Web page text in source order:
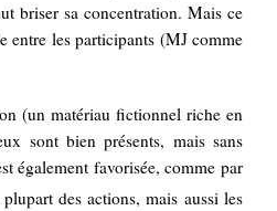
briser sa concentration. Mais ce
entre les participants (MJ comme
(un matériau fictionnel riche en
sont bien présents, mais sans
également favorisée, comme par
des actions, mais aussi les